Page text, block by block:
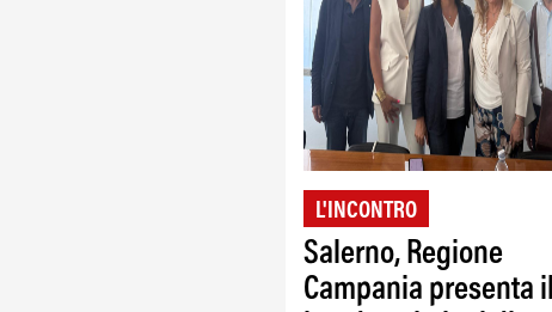
L'INCONTRO
Salerno, Regione
Campania presenta il